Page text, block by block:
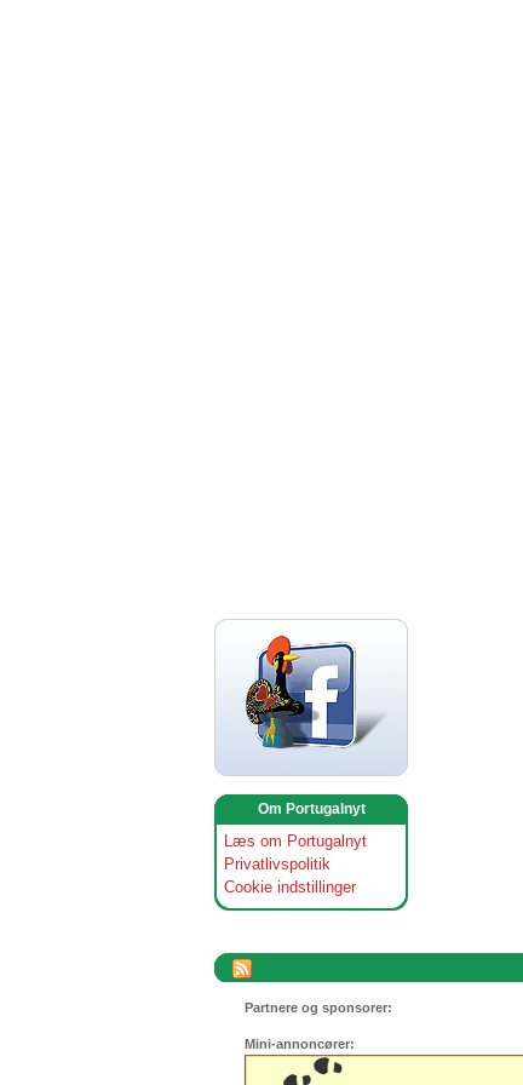
Om Portugalnyt
Læs om Portugalnyt
Privatlivspolitik
Cookie indstillinger
Partnere og sponsorer:
Mini-annoncører: